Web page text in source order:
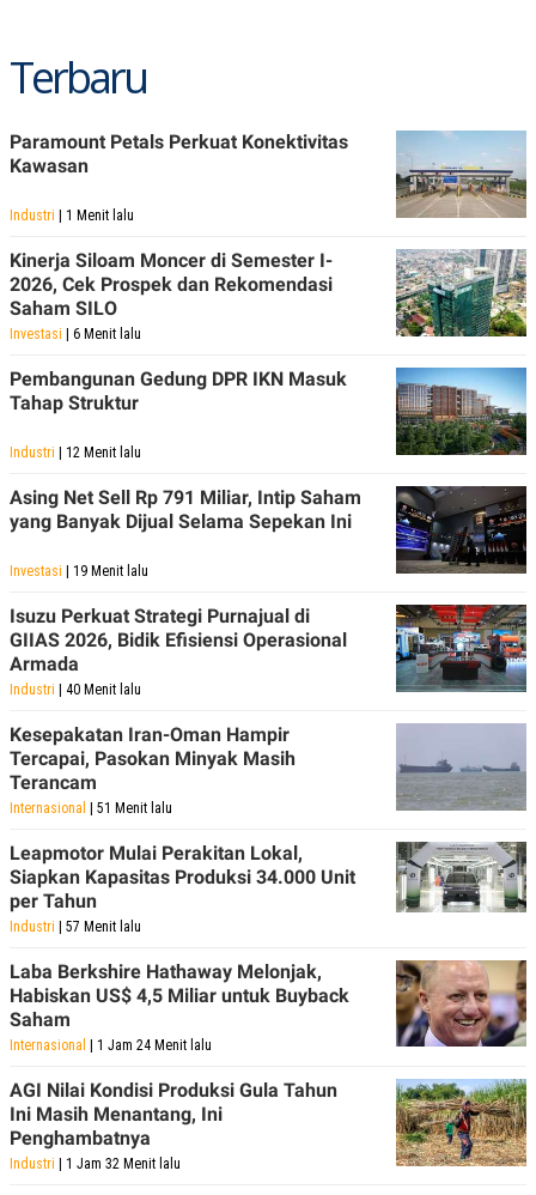
Terbaru
Paramount Petals Perkuat Konektivitas
Kawasan
Industri | 1 Menit lalu
Kinerja Siloam Moncer di Semester I-
2026, Cek Prospek dan Rekomendasi
Saham SILO
Investasi | 6 Menit lalu
Pembangunan Gedung DPR IKN Masuk
Tahap Struktur
Industri | 12 Menit lalu
Asing Net Sell Rp 791 Miliar, Intip Saham
yang Banyak Dijual Selama Sepekan Ini
Investasi | 19 Menit lalu
Isuzu Perkuat Strategi Purnajual di
GIIAS 2026, Bidik Efisiensi Operasional
Armada
Industri | 40 Menit lalu
Kesepakatan Iran-Oman Hampir
Tercapai, Pasokan Minyak Masih
Terancam
Internasional | 51 Menit lalu
Leapmotor Mulai Perakitan Lokal,
Siapkan Kapasitas Produksi 34.000 Unit
per Tahun
Industri | 57 Menit lalu
Laba Berkshire Hathaway Melonjak,
Habiskan US$ 4,5 Miliar untuk Buyback
Saham
Internasional | 1 Jam 24 Menit lalu
AGI Nilai Kondisi Produksi Gula Tahun
Ini Masih Menantang, Ini
Penghambatnya
Industri | 1 Jam 32 Menit lalu